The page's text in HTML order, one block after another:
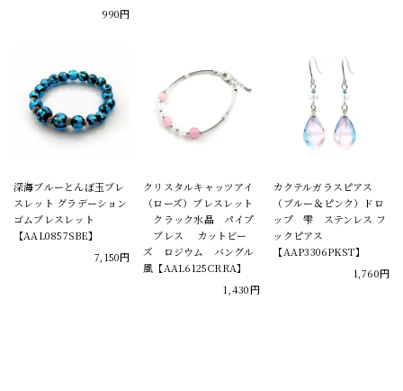
990円
深海ブルーとんぼ玉ブレ
スレット グラデーション
ゴムブレスレット
【AAL0857SBE】
7,150円
クリスタルキャッツアイ
（ローズ）ブレスレット
クラック水晶 パイプ
ブレス カットビー
ズ ロジウム バングル
風【AAL6125CRRA】
1,430円
カクテルガラスピアス
（ブルー＆ピンク）ドロ
ップ 雫 ステンレス フ
ックピアス
【AAP3306PKST】
1,760円